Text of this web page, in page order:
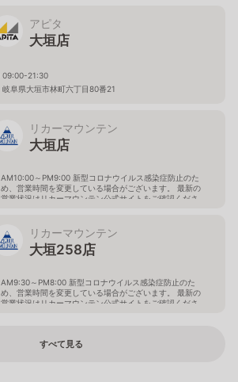
アピタ
大垣店
09:00-21:30
岐阜県大垣市林町六丁目80番21
リカーマウンテン
大垣店
AM10:00～PM9:00 新型コロナウイルス感染症防止のた
め、営業時間を変更している場合がございます。 最新の
営業状況はリカーマウンテン公式サイトをご確認くださ
リカーマウンテン
大垣258店
AM9:30～PM8:00 新型コロナウイルス感染症防止のた
め、営業時間を変更している場合がございます。 最新の
営業状況はリカーマウンテン公式サイトをご確認くださ
すべて見る